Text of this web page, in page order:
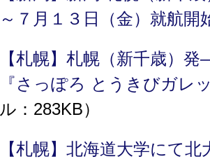
～７月１３日（金）就航開
【札幌】札幌（新千歳）
『さっぽろ とうきびガレ
ル：283KB）
【札幌】北海道大学にて